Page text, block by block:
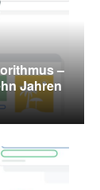
–
Jahren